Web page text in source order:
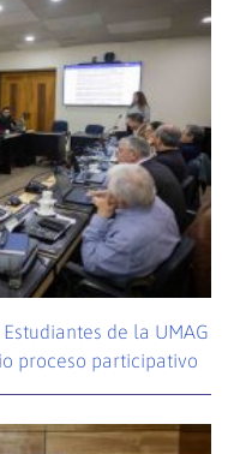
de la UMAG
proceso participativo